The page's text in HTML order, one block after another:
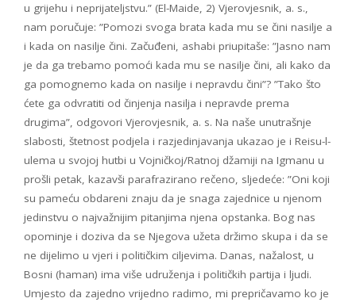
u grijehu i neprijateljstvu.” (El-Maide, 2) Vjerovjesnik, a. s.,
nam poručuje: ”Pomozi svoga brata kada mu se čini nasilje a
i kada on nasilje čini. Začuđeni, ashabi priupitaše: ”Jasno nam
je da ga trebamo pomoći kada mu se nasilje čini, ali kako da
ga pomognemo kada on nasilje i nepravdu čini”? ”Tako što
ćete ga odvratiti od činjenja nasilja i nepravde prema
drugima”, odgovori Vjerovjesnik, a. s. Na naše unutrašnje
slabosti, štetnost podjela i razjedinjavanja ukazao je i Reisu-l-
ulema u svojoj hutbi u Vojničkoj/Ratnoj džamiji na Igmanu u
prošli petak, kazavši parafrazirano rečeno, sljedeće: ”Oni koji
su pameću obdareni znaju da je snaga zajednice u njenom
jedinstvu o najvažnijim pitanjima njena opstanka. Bog nas
opominje i doziva da se Njegova užeta držimo skupa i da se
ne dijelimo u vjeri i političkim ciljevima. Danas, nažalost, u
Bosni (haman) ima više udruženja i političkih partija i ljudi.
Umjesto da zajedno vrijedno radimo, mi prepričavamo ko je